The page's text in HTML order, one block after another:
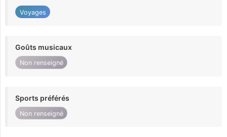
Voyages
Goûts musicaux
Non renseigné
Sports préférés
Non renseigné